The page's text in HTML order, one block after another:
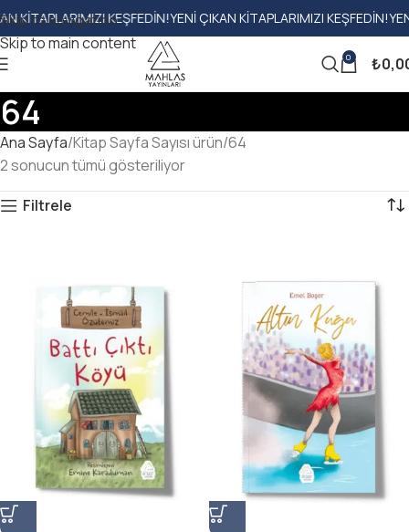
Skip to navigation
Skip to main content
KEŞFEDIN!YENI ÇIKAN KITAPLARIMIZI KEŞFEDIN!YENI
0 ₺
64
Ana Sayfa Kitap Sayfa Sayısı ürün 64
2 sonucun tümü gösteriliyor
Filtrele